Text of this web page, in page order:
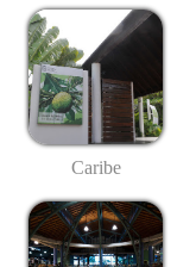
Caribe